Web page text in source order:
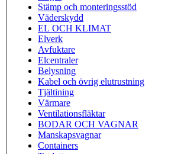
Stämp och monteringsstöd
Väderskydd
EL OCH KLIMAT
Elverk
Avfuktare
Elcentraler
Belysning
Kabel och övrig elutrustning
Tjältining
Värmare
Ventilationsfläktar
BODAR OCH VAGNAR
Manskapsvagnar
Containers